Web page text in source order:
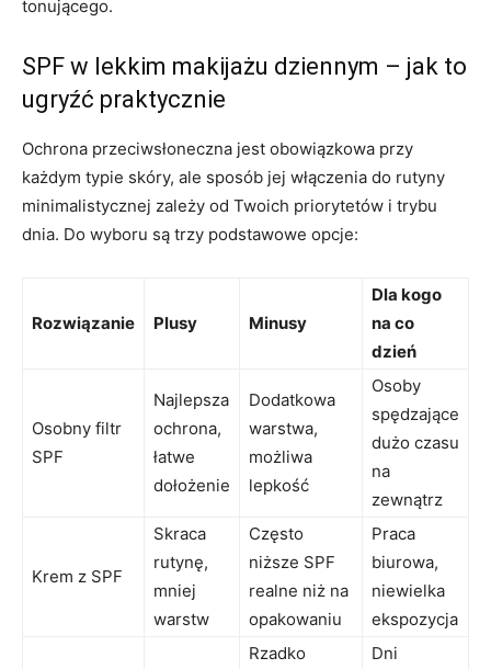
tonującego.
SPF w lekkim makijażu dziennym – jak to
ugryźć praktycznie
Ochrona przeciwsłoneczna jest obowiązkowa przy
każdym typie skóry, ale sposób jej włączenia do rutyny
minimalistycznej zależy od Twoich priorytetów i trybu
dnia. Do wyboru są trzy podstawowe opcje:
Rozwiązanie Plusy Minusy
Dla kogo
na co
dzień
Osobny filtr
SPF
Najlepsza
ochrona,
łatwe
dołożenie
Dodatkowa
warstwa,
możliwa
lepkość
Osoby
spędzające
dużo czasu
na
zewnątrz
Krem z SPF
Skraca
rutynę,
mniej
warstw
Często
niższe SPF
realne niż na
opakowaniu
Praca
biurowa,
niewielka
ekspozycja
Rzadko
Dni